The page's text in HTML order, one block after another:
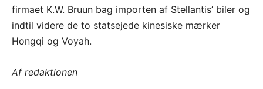
firmaet K.W. Bruun bag importen af Stellantis’ biler og
indtil videre de to statsejede kinesiske mærker
Hongqi og Voyah.
Af redaktionen